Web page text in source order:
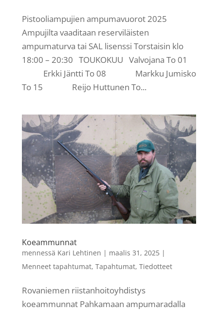
Pistooliampujien ampumavuorot 2025
Ampujilta vaaditaan reserviläisten
ampumaturva tai SAL lisenssi Torstaisin klo
18:00 – 20:30 TOUKOKUU Valvojana To 01
Erkki Jäntti To 08 Markku Jumisko
To 15 Reijo Huttunen To...
Koeammunnat
mennessä Kari Lehtinen | maalis 31, 2025|
Menneet tapahtumat, Tapahtumat, Tiedotteet
Rovaniemen riistanhoitoyhdistys
koeammunnat Pahkamaan ampumaradalla